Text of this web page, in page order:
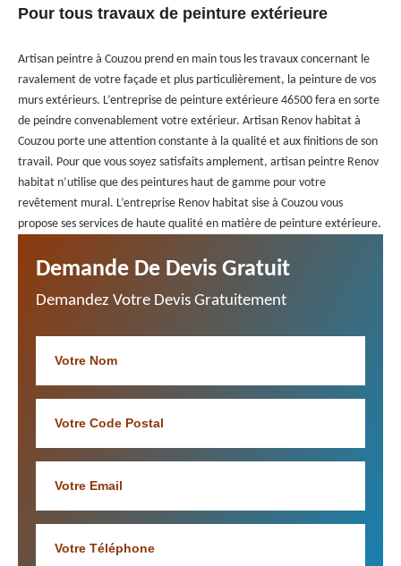
Pour tous travaux de peinture extérieure
Artisan peintre à Couzou prend en main tous les travaux concernant le
ravalement de votre façade et plus particulièrement, la peinture de vos
murs extérieurs. L’entreprise de peinture extérieure 46500 fera en sorte
de peindre convenablement votre extérieur. Artisan Renov habitat à
Couzou porte une attention constante à la qualité et aux finitions de son
travail. Pour que vous soyez satisfaits amplement, artisan peintre Renov
habitat n’utilise que des peintures haut de gamme pour votre
revêtement mural. L’entreprise Renov habitat sise à Couzou vous
propose ses services de haute qualité en matière de peinture extérieure.
Demande De Devis Gratuit
Demandez Votre Devis Gratuitement